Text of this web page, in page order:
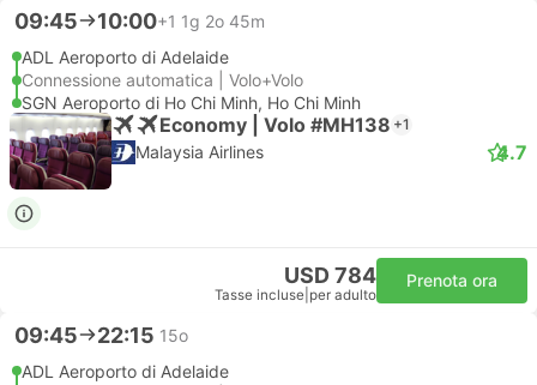
09:45 10:00+1 1g 2o 45m
ADL Aeroporto di Adelaide
Connessione automatica | Volo+Volo
SGN Aeroporto di Ho Chi Minh, Ho Chi Minh
Economy | Volo #MH138 +1
Malaysia Airlines 4.7
USD 784
Tasse incluse per adulto
Prenota ora
09:45 22:15 15o
ADL Aeroporto di Adelaide